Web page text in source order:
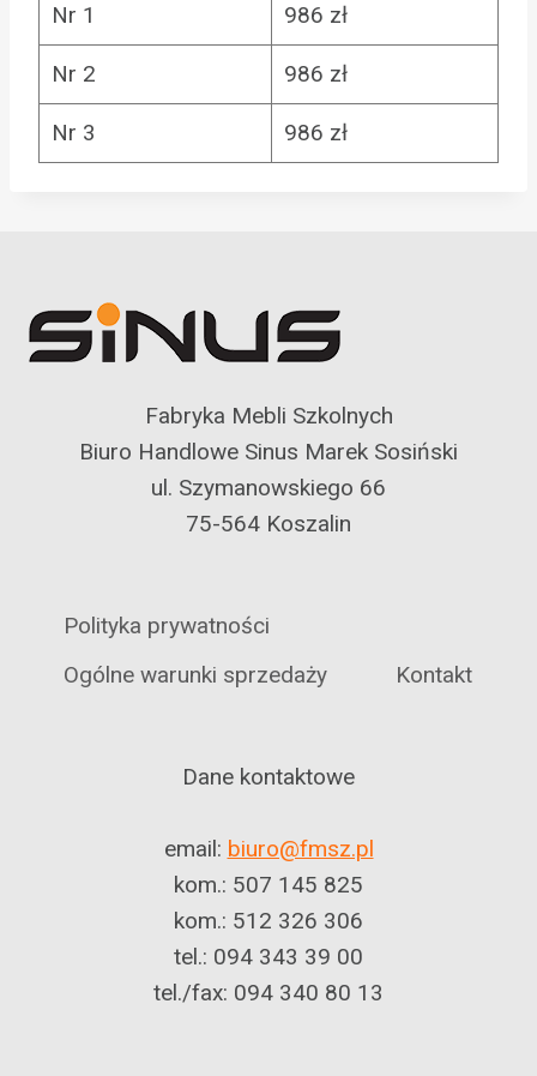
Nr 1 986 zł
Nr 2 986 zł
Nr 3 986 zł
Fabryka Mebli Szkolnych
Biuro Handlowe Sinus Marek Sosiński
ul. Szymanowskiego 66
75-564 Koszalin
Polityka prywatności
Ogólne warunki sprzedaży
Kontakt
Dane kontaktowe
email: biuro@fmsz.pl
kom.: 507 145 825
kom.: 512 326 306
tel.: 094 343 39 00
tel./fax: 094 340 80 13